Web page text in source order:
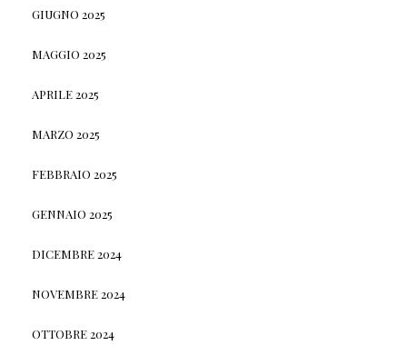
GIUGNO 2025
MAGGIO 2025
APRILE 2025
MARZO 2025
FEBBRAIO 2025
GENNAIO 2025
DICEMBRE 2024
NOVEMBRE 2024
OTTOBRE 2024